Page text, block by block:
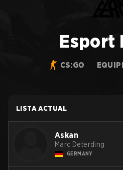
Esport
CS:GO
LISTA ACTUAL
Askan
Marc Deterding
GERMANY